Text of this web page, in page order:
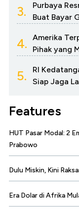
3.
Purbaya
Buat Bayar
4.
Amerika
Pihak yang
5.
RI
Siap Jaga
Features
HUT Pasar Modal: 2
Prabowo
Dulu Miskin, Kini
Era Dolar di Afrika